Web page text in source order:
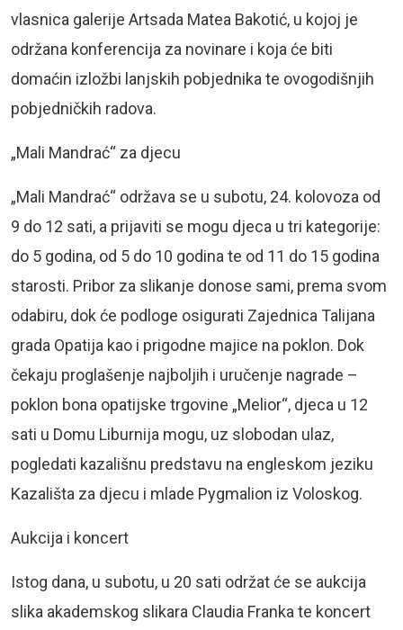
vlasnica galerije Artsada Matea Bakotić, u kojoj je
održana konferencija za novinare i koja će biti
domaćin izložbi lanjskih pobjednika te ovogodišnjih
pobjedničkih radova.
„Mali Mandrać“ za djecu
„Mali Mandrać“ održava se u subotu, 24. kolovoza od
9 do 12 sati, a prijaviti se mogu djeca u tri kategorije:
do 5 godina, od 5 do 10 godina te od 11 do 15 godina
starosti. Pribor za slikanje donose sami, prema svom
odabiru, dok će podloge osigurati Zajednica Talijana
grada Opatija kao i prigodne majice na poklon. Dok
čekaju proglašenje najboljih i uručenje nagrade –
poklon bona opatijske trgovine „Melior“, djeca u 12
sati u Domu Liburnija mogu, uz slobodan ulaz,
pogledati kazališnu predstavu na engleskom jeziku
Kazališta za djecu i mlade Pygmalion iz Voloskog.
Aukcija i koncert
Istog dana, u subotu, u 20 sati održat će se aukcija
slika akademskog slikara Claudia Franka te koncert